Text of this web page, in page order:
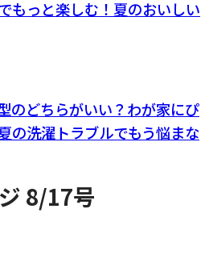
もっと楽しむ！夏のおいしい
のどちらがいい？わが家にぴ
の洗濯トラブルでもう悩まな
8/17号